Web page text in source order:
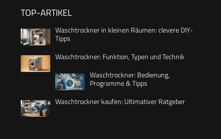
TOP-ARTIKEL
Waschtrockner in kleinen Räumen: clevere DIY-
Tipps
Waschtrockner: Funktion, Typen und Technik
Waschtrockner: Bedienung,
Programme & Tipps
Waschtrockner kaufen: Ultimativer Ratgeber